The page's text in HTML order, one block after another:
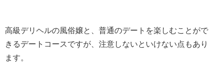
高級デリヘルの風俗嬢と、普通のデートを楽しむことがで
きるデートコースですが、注意しないといけない点もあり
ます。